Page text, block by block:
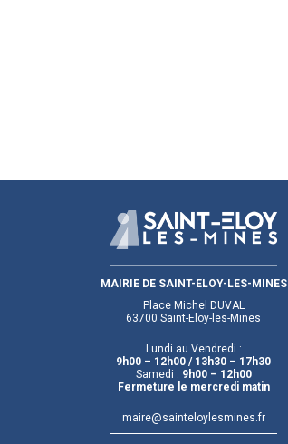
MAIRIE DE SAINT-ELOY-LES-MINES
Place Michel DUVAL
63700 Saint-Eloy-les-Mines
Lundi au Vendredi :
9h00 – 12h00/ 13h30 – 17h30
Samedi : 9h00 – 12h00
Fermeture le mercredi matin
maire@sainteloylesmines.fr